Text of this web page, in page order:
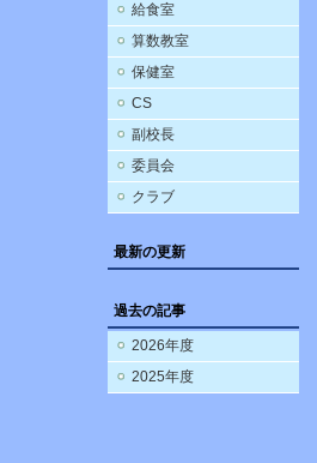
給食室
算数教室
保健室
CS
副校長
委員会
クラブ
最新の更新
過去の記事
2026年度
2025年度